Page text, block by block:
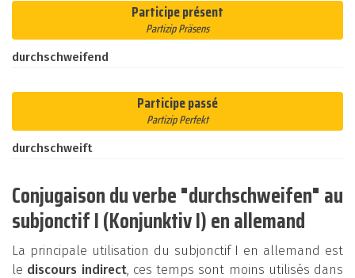
Participe présent
Partizip Präsens
durchschweifend
Participe passé
Partizip Perfekt
durchschweift
Conjugaison du verbe "durchschweifen" au
subjonctif I (Konjunktiv I) en allemand
La principale utilisation du subjonctif I en allemand est
le discours indirect, ces temps sont moins utilisés dans